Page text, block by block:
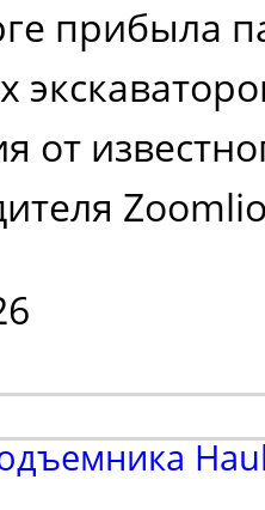
воздух
внутри и
прибыла
от
Речь
2026),